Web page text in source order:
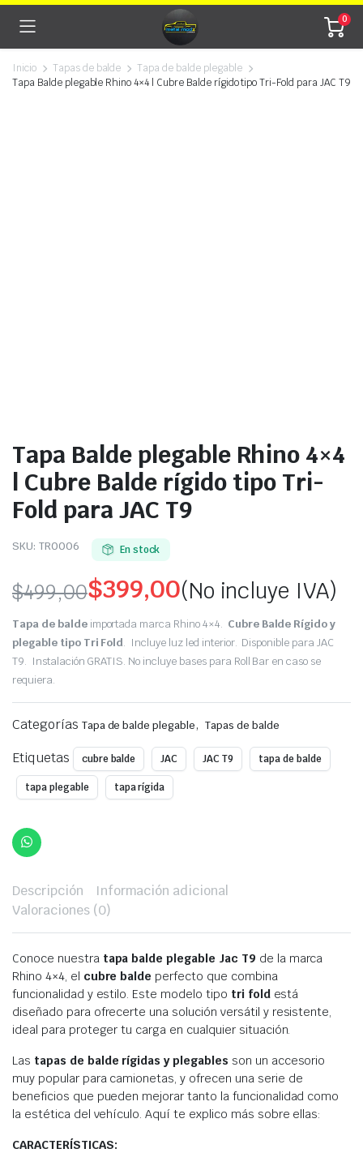
0
Inicio Tapas de balde
Tapa de balde plegable
Tapa Balde plegable Rhino 4×4 | Cubre Balde rígido tipo Tri-Fold para JAC T9
Tapa Balde plegable Rhino 4×4
| Cubre Balde rígido tipo Tri-
Fold para JAC T9
SKU: TR0006 En stock
$499,00
Original
price
was:
$499,00.
$399,00
Current
price
is:
$399,00.
(No incluye IVA)
Tapa de baldeimportada marca Rhino 4×4. Cubre Balde Rígido y
plegable tipo Tri Fold. Incluye luz led interior. Disponible para JAC
T9. Instalación GRATIS. No incluye bases para Roll Bar en caso se
requiera.
Categorías Tapa de balde plegable, Tapas de balde
Etiquetas cubre balde JAC JAC T9 tapa de balde
tapa plegable tapa rígida
Descripción
Información adicional
Valoraciones (0)
Conoce nuestra tapa balde plegable Jac T9 de la marca
Rhino 4×4, el cubre balde perfecto que combina
funcionalidad y estilo. Este modelo tipo tri foldestá
diseñado para ofrecerte una solución versátil y resistente,
ideal para proteger tu carga en cualquier situación.
Las tapas de balde rígidas y plegables son un accesorio
muy popular para camionetas, y ofrecen una serie de
beneficios que pueden mejorar tanto la funcionalidad como
la estética del vehículo. Aquí te explico más sobre ellas:
CARACTERÍSTICAS: